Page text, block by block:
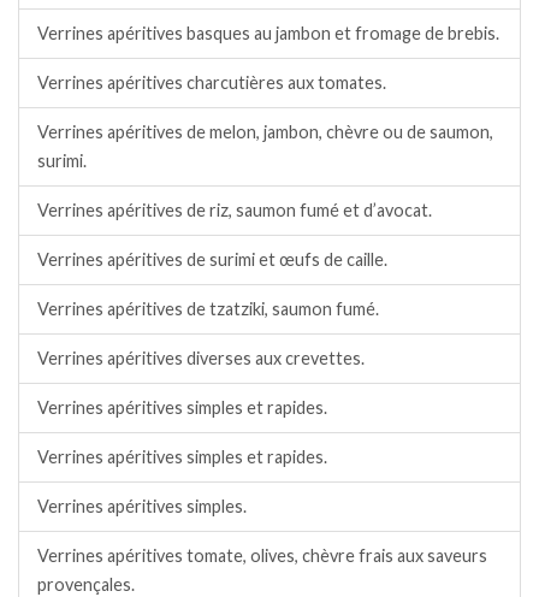
Verrines apéritives basques au jambon et fromage de brebis.
Verrines apéritives charcutières aux tomates.
Verrines apéritives de melon, jambon, chèvre ou de saumon,
surimi.
Verrines apéritives de riz, saumon fumé et d’avocat.
Verrines apéritives de surimi et œufs de caille.
Verrines apéritives de tzatziki, saumon fumé.
Verrines apéritives diverses aux crevettes.
Verrines apéritives simples et rapides.
Verrines apéritives simples et rapides.
Verrines apéritives simples.
Verrines apéritives tomate, olives, chèvre frais aux saveurs
provençales.